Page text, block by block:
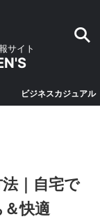
サイト
ビジネスカジュアル
｜自宅で
快適